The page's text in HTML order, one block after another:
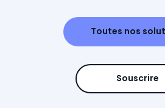
Toutes nos
Souscrire